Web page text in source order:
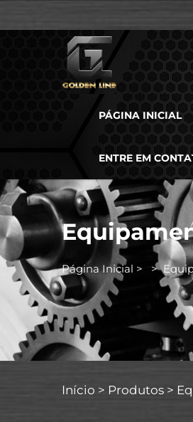
PÁGINA INICIAL
ENTRE EM
Página Inicial > >
Início > Produtos >